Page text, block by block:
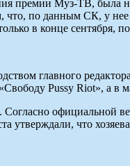
премии Муз-ТВ, была
по данным СК, у
в конце сентября,
главного
Pussy Riot», а в
официальной
утверждали, что